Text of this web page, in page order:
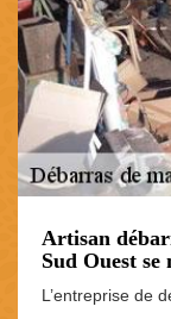
Artisan
Sud Ouest
L’entreprise de